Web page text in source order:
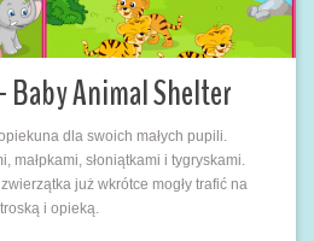
Baby Animal Shelter
dla swoich małych pupili.
małpkami, słoniątkami i tygryskami.
już wkrótce mogły trafić na
i opieką.